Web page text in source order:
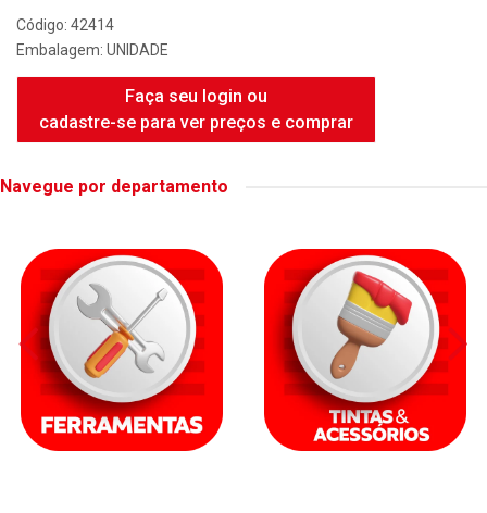
FAME DUCHA INTENSE WHITE
6500W
Embalagem: UNIDADE
Faça seu login ou
cadastre-se para ver preços e comprar
Navegue por departamento